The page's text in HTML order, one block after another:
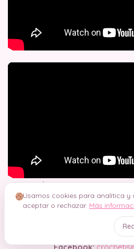
Síguenos en nuestras
Suscríbete a nuestro Canal
Facebook:
Usamos cookies para analítica y
aceptar o rechazar. Más